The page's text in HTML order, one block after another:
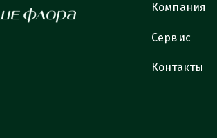
Компания
Сервис
Контакты